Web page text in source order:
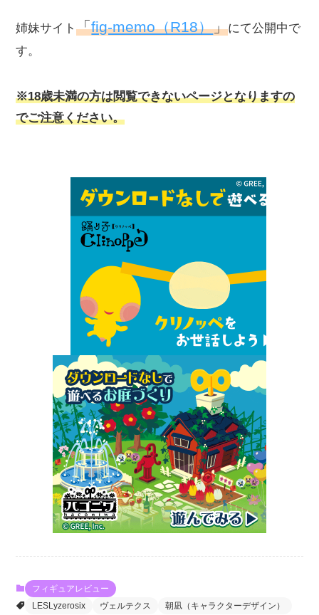
姉妹サイト「fig-memo（R18）」にて公開中で
す。
※18歳未満の方は閲覧できないページとなりますの
でご注意ください。
フィギュアレビュー
LESLyzerosix
ヴェルテクス 朝凪（キャラクターデザイン）